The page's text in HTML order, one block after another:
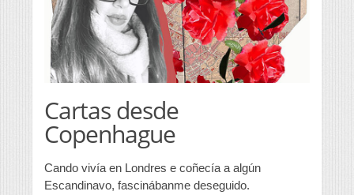
Cartas desde
Copenhague
Cando vivía en Londres e coñecía a algún
Escandinavo, fascinábanme deseguido.